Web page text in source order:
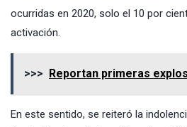
ocurridas en 2020, solo el 10 por
activación.
>>> Reportan primeras
En este sentido, se reiteró la